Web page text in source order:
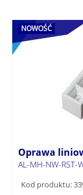
NOWOŚĆ
Oprawa
AL-MH-NW-RST-
Kod produktu: